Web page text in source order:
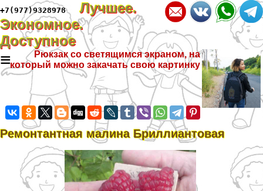
+7(977)9328978
Лучшее.
Экономное.
Доступное
≡
Рюкзак со светящимся экраном, на
который можно закачать свою картинку
Ремонтантная малина Бриллиантовая